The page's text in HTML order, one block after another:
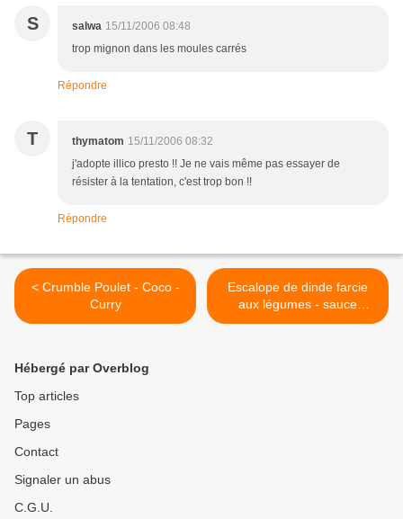
S salwa 15/11/2006 08:48
trop mignon dans les moules carrés
Répondre
T thymatom 15/11/2006 08:32
j'adopte illico presto !! Je ne vais même pas essayer de
résister à la tentation, c'est trop bon !!
Répondre
< Crumble Poulet - Coco -
Curry
Escalope de dinde farcie
aux légumes - sauce
camembert >
Hébergé par Overblog
Top articles
Pages
Contact
Signaler un abus
C.G.U.